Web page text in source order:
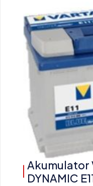
Akumulator
DYNAMIC